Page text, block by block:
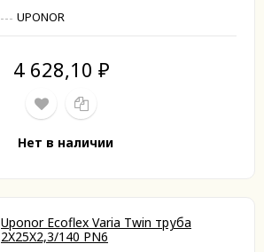
UPONOR
4 628,10 ₽
Нет в наличии
Uponor Ecoflex Varia Twin труба
2X25X2,3/140 PN6